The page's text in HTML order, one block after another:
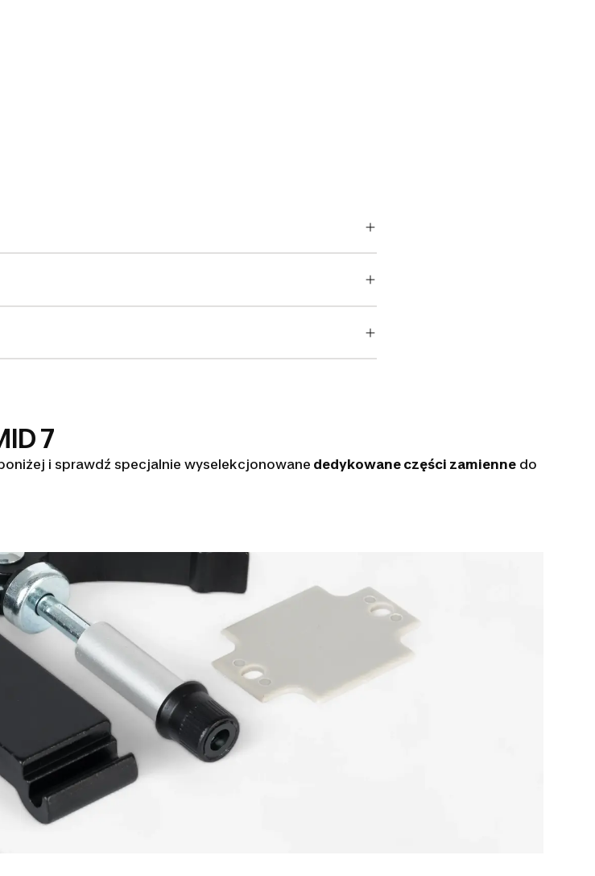
7
i sprawdź specjalnie wyselekcjonowane dedykowane części zamienne do